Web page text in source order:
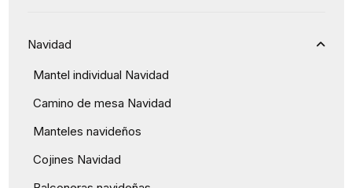
Navidad
Mantel individual Navidad
Camino de mesa Navidad
Manteles navideños
Cojines Navidad